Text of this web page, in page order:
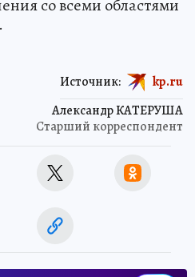
со всеми областями
Александр КАТЕРУША
Старший корреспондент
Источник: kp.ru